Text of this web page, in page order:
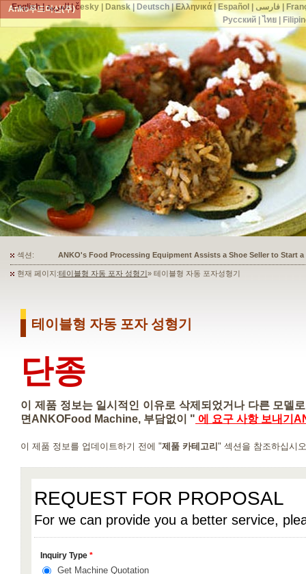
Anko푸드머신(주)
섹션: ANKO's Food Processing Equipment Assists a Shoe Seller to Start
현재 페이지:테이블형 자동 포자 성형기» 테이블형 자동 포자성형기
테이블형 자동 포자 성형기
단종
이 제품 정보는 일시적인 이유로 삭제되었거나 다른 모델
면ANKOFood Machine, 부담없이 " 에 요구 사항 보내기
이 제품 정보를 업데이트하기 전에 "제품 카테고리 " 섹션을 참조하십시
English|العربية|česky| Dansk| Deutsch|Ελληνικά|Español فارسی|
Русский| ไทย|